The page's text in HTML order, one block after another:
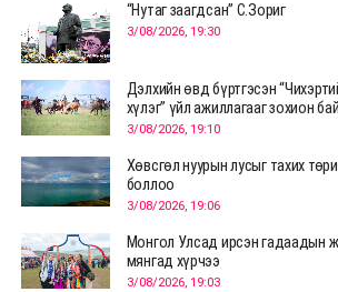
“Нутаг заагдсан” С.Зориг
3/08/2026, 19:30
Дэлхийн өвд бүртгэсэн
хүлэг” үйл ажиллагааг зохион
3/08/2026, 19:10
Хөвсгөл нуурын лусыг тахих
боллоо
3/08/2026, 19:06
Монгол Улсад ирсэн гадаадын
мянгад хүрчээ
3/08/2026, 19:03